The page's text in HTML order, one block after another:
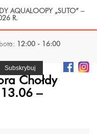
12:00 - 16:00
Chołdy
13.06 –
AQUALOOPY „SUTO” –
R.